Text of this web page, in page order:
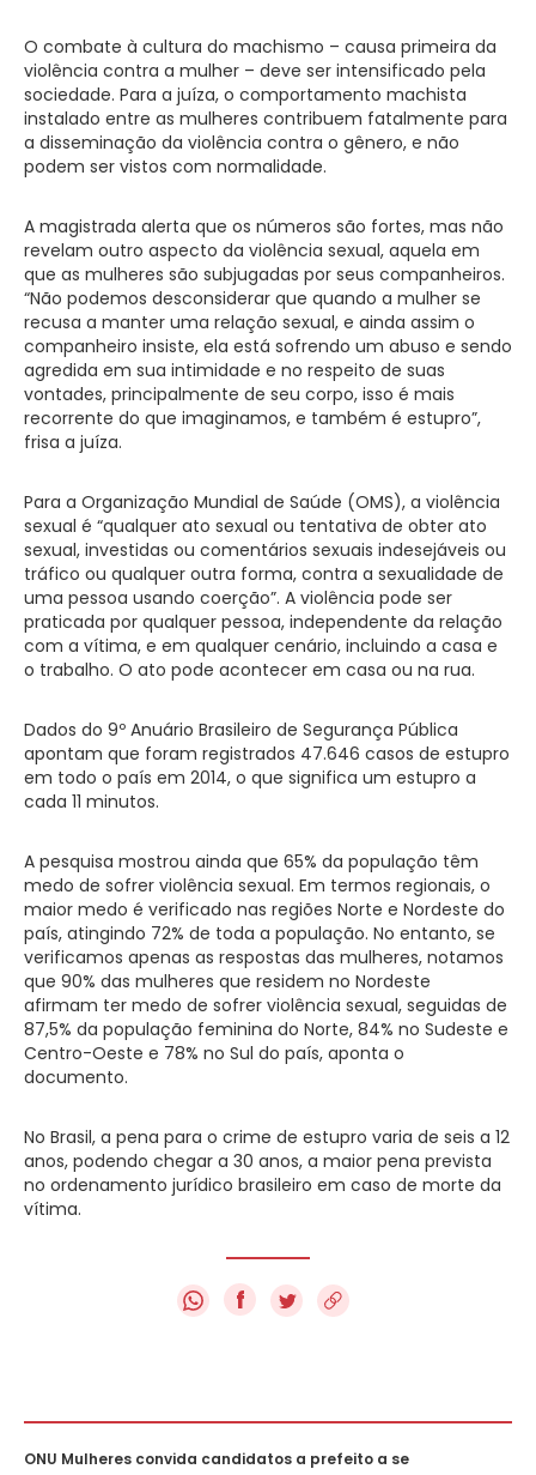
O combate à cultura do machismo – causa primeira da
violência contra a mulher – deve ser intensificado pela
sociedade. Para a juíza, o comportamento machista
instalado entre as mulheres contribuem fatalmente para
a disseminação da violência contra o gênero, e não
podem ser vistos com normalidade.
A magistrada alerta que os números são fortes, mas não
revelam outro aspecto da violência sexual, aquela em
que as mulheres são subjugadas por seus companheiros.
“Não podemos desconsiderar que quando a mulher se
recusa a manter uma relação sexual, e ainda assim o
companheiro insiste, ela está sofrendo um abuso e sendo
agredida em sua intimidade e no respeito de suas
vontades, principalmente de seu corpo, isso é mais
recorrente do que imaginamos, e também é estupro”,
frisa a juíza.
Para a Organização Mundial de Saúde (OMS), a violência
sexual é “qualquer ato sexual ou tentativa de obter ato
sexual, investidas ou comentários sexuais indesejáveis ou
tráfico ou qualquer outra forma, contra a sexualidade de
uma pessoa usando coerção”. A violência pode ser
praticada por qualquer pessoa, independente da relação
com a vítima, e em qualquer cenário, incluindo a casa e
o trabalho. O ato pode acontecer em casa ou na rua.
Dados do 9º Anuário Brasileiro de Segurança Pública
apontam que foram registrados 47.646 casos de estupro
em todo o país em 2014, o que significa um estupro a
cada 11 minutos.
A pesquisa mostrou ainda que 65% da população têm
medo de sofrer violência sexual. Em termos regionais, o
maior medo é verificado nas regiões Norte e Nordeste do
país, atingindo 72% de toda a população. No entanto, se
verificamos apenas as respostas das mulheres, notamos
que 90% das mulheres que residem no Nordeste
afirmam ter medo de sofrer violência sexual, seguidas de
87,5% da população feminina do Norte, 84% no Sudeste e
Centro-Oeste e 78% no Sul do país, aponta o
documento.
No Brasil, a pena para o crime de estupro varia de seis a 12
anos, podendo chegar a 30 anos, a maior pena prevista
no ordenamento jurídico brasileiro em caso de morte da
vítima.
f
ONU Mulheres convida candidatos a prefeito a se